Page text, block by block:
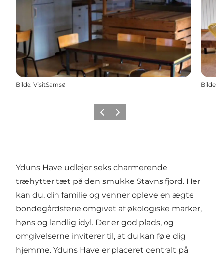
Bilde: VisitSamsø Bilde:
ForrigeNeste
Yduns Have udlejer seks charmerende
træhytter tæt på den smukke Stavns fjord. Her
kan du, din familie og venner opleve en ægte
bondegårdsferie omgivet af økologiske marker,
høns og landlig idyl. Der er god plads, og
omgivelserne inviterer til, at du kan føle dig
hjemme. Yduns Have er placeret centralt på